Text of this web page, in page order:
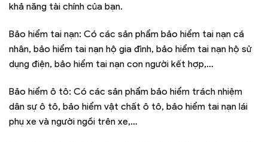
khả năng tài chính của bạn.
Bảo hiểm tai nạn: Có các sản phẩm bảo hiểm tai nạn cá
nhân, bảo hiểm tai nạn hộ gia đình, bảo hiểm tai nạn hộ sử
dụng điện, bảo hiểm tai nạn con người kết hợp,…
Bảo hiểm ô tô: Có các sản phẩm bảo hiểm trách nhiệm
dân sự ô tô, bảo hiểm vật chất ô tô, bảo hiểm tai nạn lái
phụ xe và người ngồi trên xe,…